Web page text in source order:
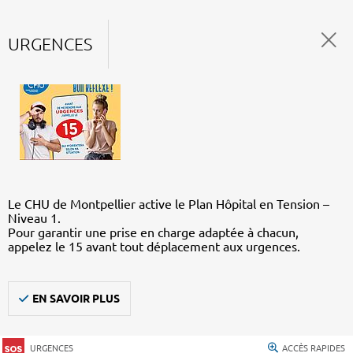
URGENCES
Le CHU de Montpellier active le Plan Hôpital en Tension –
Niveau 1.
Pour garantir une prise en charge adaptée à chacun,
appelez le 15 avant tout déplacement aux urgences.
EN SAVOIR PLUS
URGENCES ACCÈS RAPIDES